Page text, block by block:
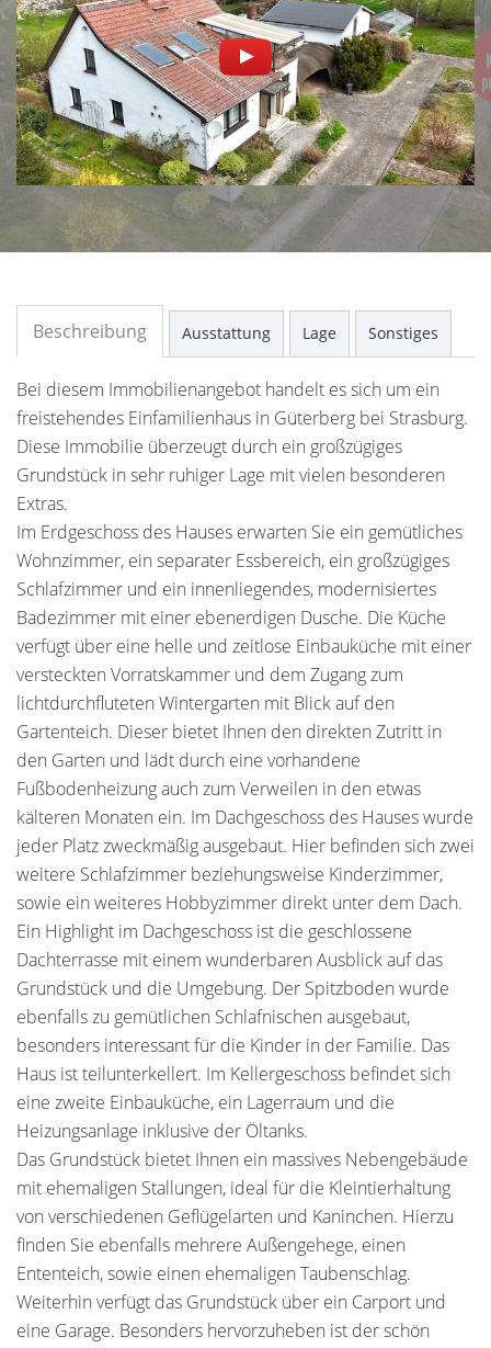
Beschreibung Ausstattung Lage Sonstiges
Bei diesem Immobilienangebot handelt es sich um ein
freistehendes Einfamilienhaus in Güterberg bei Strasburg.
Diese Immobilie überzeugt durch ein großzügiges
Grundstück in sehr ruhiger Lage mit vielen besonderen
Extras.
Im Erdgeschoss des Hauses erwarten Sie ein gemütliches
Wohnzimmer, ein separater Essbereich, ein großzügiges
Schlafzimmer und ein innenliegendes, modernisiertes
Badezimmer mit einer ebenerdigen Dusche. Die Küche
verfügt über eine helle und zeitlose Einbauküche mit einer
versteckten Vorratskammer und dem Zugang zum
lichtdurchfluteten Wintergarten mit Blick auf den
Gartenteich. Dieser bietet Ihnen den direkten Zutritt in
den Garten und lädt durch eine vorhandene
Fußbodenheizung auch zum Verweilen in den etwas
kälteren Monaten ein. Im Dachgeschoss des Hauses wurde
jeder Platz zweckmäßig ausgebaut. Hier befinden sich zwei
weitere Schlafzimmer beziehungsweise Kinderzimmer,
sowie ein weiteres Hobbyzimmer direkt unter dem Dach.
Ein Highlight im Dachgeschoss ist die geschlossene
Dachterrasse mit einem wunderbaren Ausblick auf das
Grundstück und die Umgebung. Der Spitzboden wurde
ebenfalls zu gemütlichen Schlafnischen ausgebaut,
besonders interessant für die Kinder in der Familie. Das
Haus ist teilunterkellert. Im Kellergeschoss befindet sich
eine zweite Einbauküche, ein Lagerraum und die
Heizungsanlage inklusive der Öltanks.
Das Grundstück bietet Ihnen ein massives Nebengebäude
mit ehemaligen Stallungen, ideal für die Kleintierhaltung
von verschiedenen Geflügelarten und Kaninchen. Hierzu
finden Sie ebenfalls mehrere Außengehege, einen
Ententeich, sowie einen ehemaligen Taubenschlag.
Weiterhin verfügt das Grundstück über ein Carport und
eine Garage. Besonders hervorzuheben ist der schön